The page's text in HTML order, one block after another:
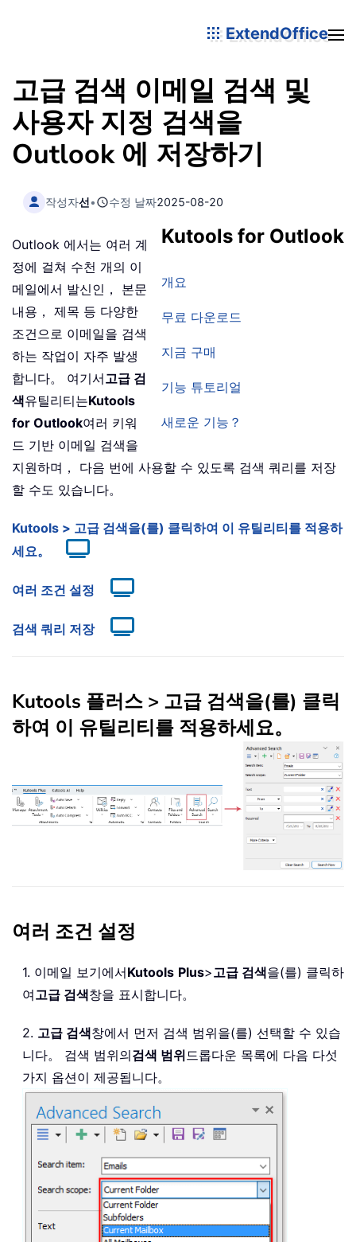
ExtendOffice
고급 검색 이메일 검색 및
사용자 지정 검색을
Outlook 에 저장하기
작성자선• 수정 날짜2025-08-20
Kutools for Outlook
개요
무료 다운로드
지금 구매
기능 튜토리얼
새로운 기능？
Outlook 에서는 여러 계
정에 걸쳐 수천 개의 이
메일에서 발신인， 본문
내용， 제목 등 다양한
조건으로 이메일을 검색
하는 작업이 자주 발생
합니다。 여기서고급 검
색유틸리티는Kutools
for Outlook여러 키워
드 기반 이메일 검색을
지원하며， 다음 번에 사용할 수 있도록 검색 쿼리를 저장
할 수도 있습니다。
Kutools > 고급 검색을(를) 클릭하여 이 유틸리티를 적용하
세요。
여러 조건 설정
검색 쿼리 저장
Kutools 플러스 > 고급 검색을(를) 클릭
하여 이 유틸리티를 적용하세요。
여러 조건 설정
1. 이메일 보기에서Kutools Plus>고급 검색을(를) 클릭하
여고급 검색창을 표시합니다。
2. 고급 검색창에서 먼저 검색 범위을(를) 선택할 수 있습
니다。 검색 범위의검색 범위드롭다운 목록에 다음 다섯
가지 옵션이 제공됩니다。